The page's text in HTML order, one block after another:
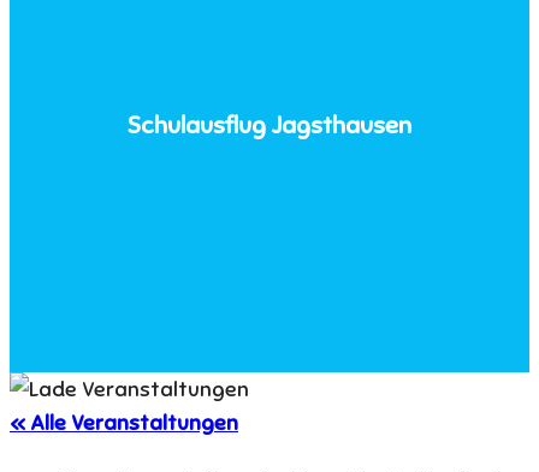
Schulausflug Jagsthausen
« Alle Veranstaltungen